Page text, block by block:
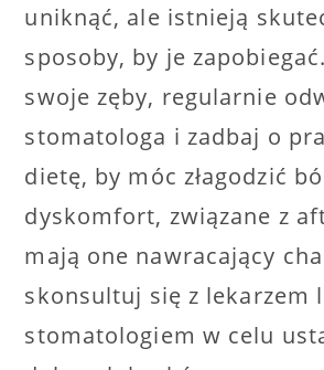
uniknąć, ale istnieją
sposoby, by je
swoje zęby, regularnie
stomatologa i zadbaj o
dietę, by móc złagodzić
dyskomfort, związane z
mają one nawracający
skonsultuj się z lekarzem
stomatologiem w celu